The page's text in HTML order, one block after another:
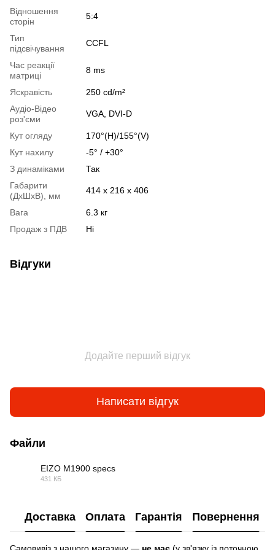
Відношення
сторін
5:4
Тип
підсвічування
CCFL
Час реакції
матриці
8 ms
Яскравість
250 cd/m²
Аудіо-Відео
роз'єми
VGA, DVI-D
Кут огляду
170°(H)/155°(V)
Кут нахилу
-5° / +30°
З динаміками
Так
Габарити
(ДхШхВ), мм
414 x 216 x 406
Вага
6.3 кг
Продаж з ПДВ
Ні
Відгуки
Додайте перший відгук
Написати відгук
Файли
EIZO M1900 specs
431 КБ
Доставка Оплата Гарантія Повернення
Самовивіз з нашого магазину — не має (у зв'язку із поточною